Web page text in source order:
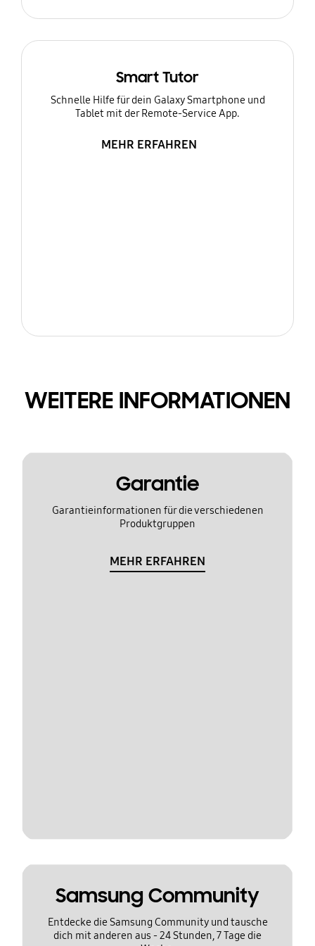
Smart Tutor
Schnelle Hilfe für dein Galaxy Smartphone und
Tablet mit der Remote-Service App.
MEHR ERFAHREN
WEITERE INFORMATIONEN
Garantie
Garantieinformationen für die verschiedenen
Produktgruppen
MEHR ERFAHREN
Samsung Community
Entdecke die Samsung Community und tausche
dich mit anderen aus - 24 Stunden, 7 Tage die